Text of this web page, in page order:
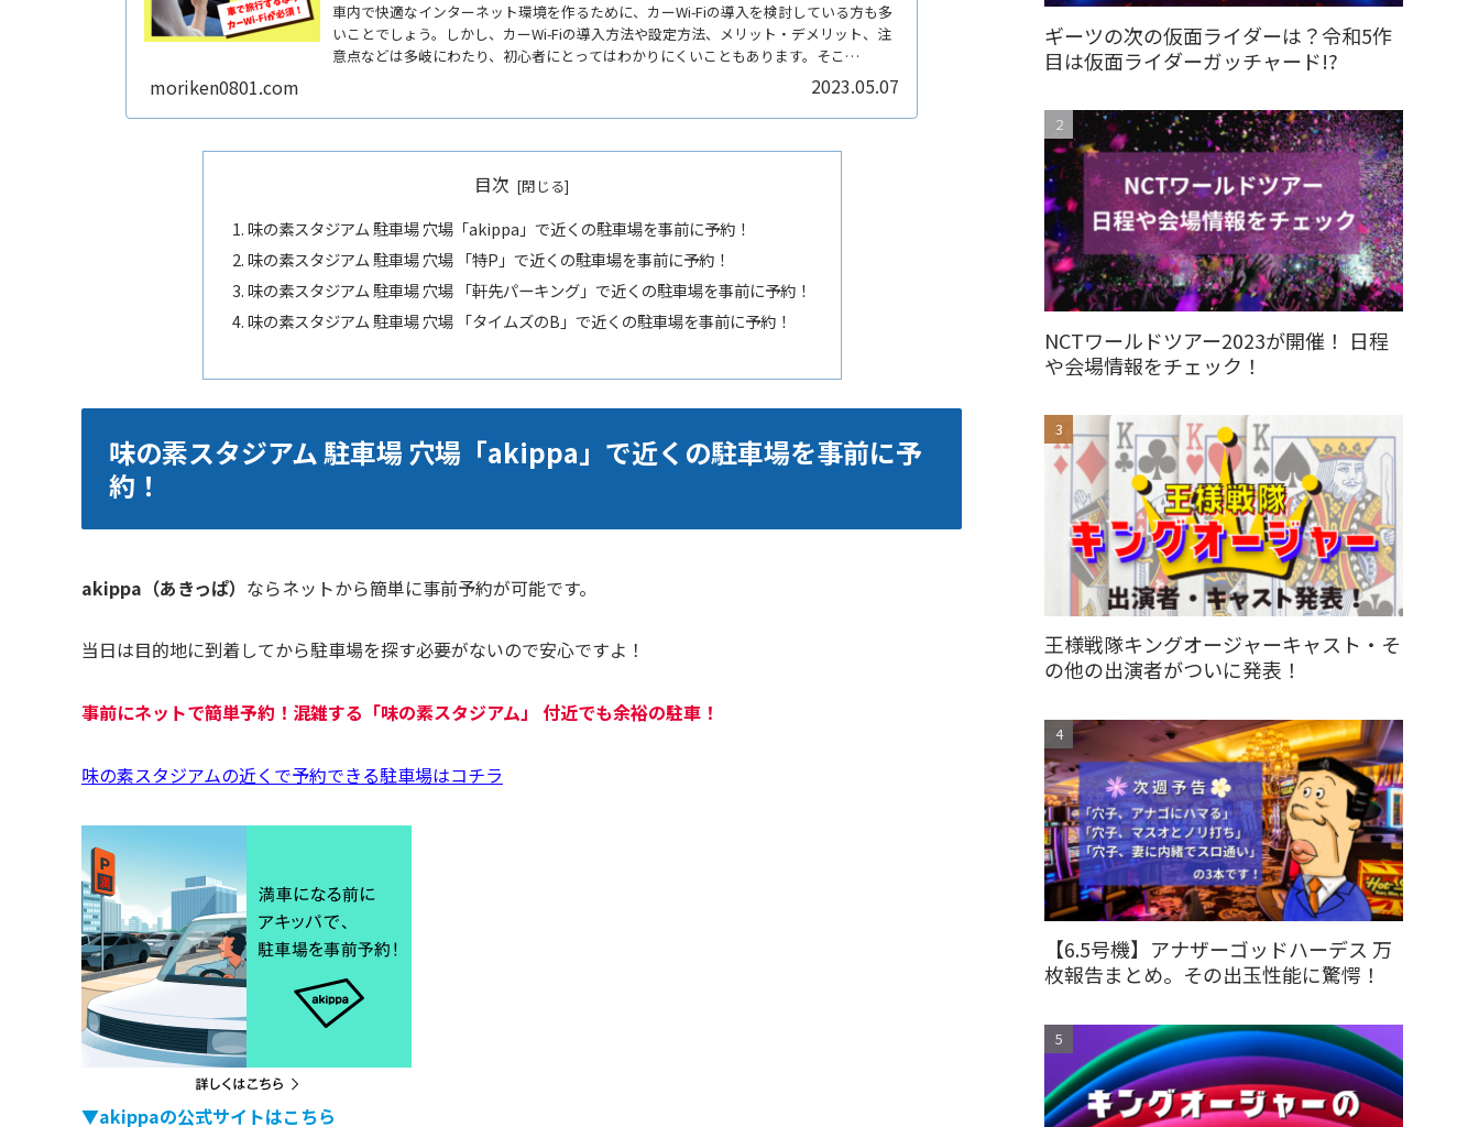
車内で快適なインターネット環境を作るために、カーWi-Fiの導入を検討している方も多
いことでしょう。しかし、カーWi-Fiの導入方法や設定方法、メリット・デメリット、注
意点などは多岐にわたり、初心者にとってはわかりにくいこともあります。そこ
moriken0801.com 2023.05.07
目次
味の素スタジアム 駐車場 穴場「akippa」で近くの駐車場を事前に予約！
味の素スタジアム 駐車場 穴場 「特P」で近くの駐車場を事前に予約！
味の素スタジアム 駐車場 穴場 「軒先パーキング」で近くの駐車場を事前に予約！
味の素スタジアム 駐車場 穴場 「タイムズのB」で近くの駐車場を事前に予約！
味の素スタジアム 駐車場 穴場「akippa」で近くの駐車場を事前に予
約！
akippa（あきっぱ） ならネットから簡単に事前予約が可能です。
当日は目的地に到着してから駐車場を探す必要がないので安心ですよ！
事前にネットで簡単予約！混雑する「味の素スタジアム」 付近でも余裕の駐車！
味の素スタジアムの近くで予約できる駐車場はコチラ
▼akippaの公式サイトはこちら
ギーツの次の仮面ライダーは？令和5作
目は仮面ライダーガッチャード!?
NCTワールドツアー2023が開催！ 日程
や会場情報をチェック！
王様戦隊キングオージャーキャスト・そ
の他の出演者がついに発表！
【6.5号機】アナザーゴッドハーデス 万
枚報告まとめ。その出玉性能に驚愕！